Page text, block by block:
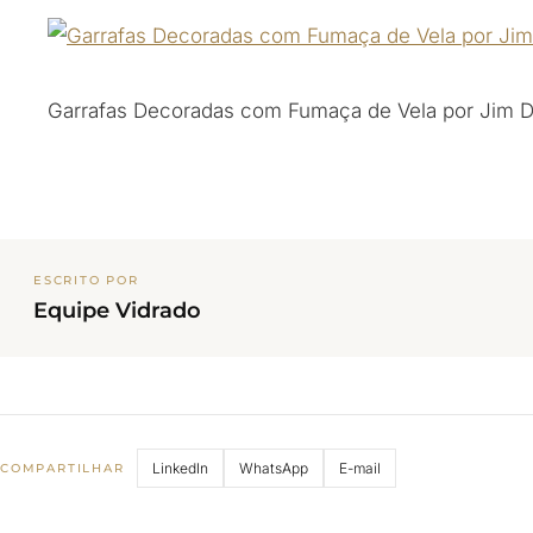
Garrafas Decoradas com Fumaça de Vela por Jim
ESCRITO POR
Equipe Vidrado
COMPARTILHAR LinkedIn WhatsApp E-mail